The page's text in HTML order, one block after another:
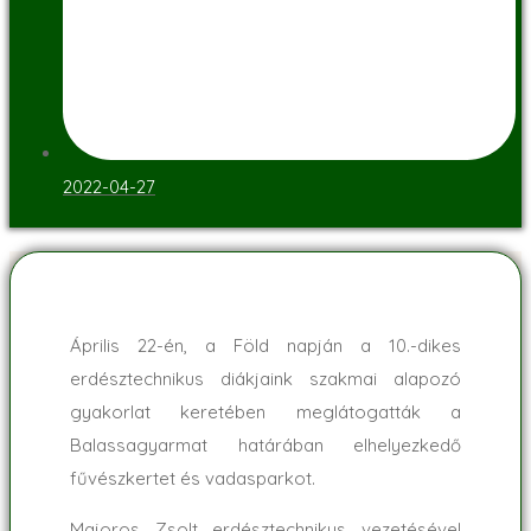
2022-04-27
Április 22-én, a Föld napján a 10.-dikes
erdésztechnikus diákjaink szakmai alapozó
gyakorlat keretében meglátogatták a
Balassagyarmat határában elhelyezkedő
fűvészkertet és vadasparkot.